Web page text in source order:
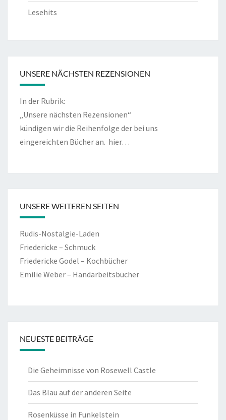
Lesehits
UNSERE NÄCHSTEN REZENSIONEN
In der Rubrik:
„Unsere nächsten Rezensionen“
kündigen wir die Reihenfolge der bei uns
eingereichten Bücher an. hier…
UNSERE WEITEREN SEITEN
Rudis-Nostalgie-Laden
Friedericke – Schmuck
Friedericke Godel – Kochbücher
Emilie Weber – Handarbeitsbücher
NEUESTE BEITRÄGE
Die Geheimnisse von Rosewell Castle
Das Blau auf der anderen Seite
Rosenküsse in Funkelstein